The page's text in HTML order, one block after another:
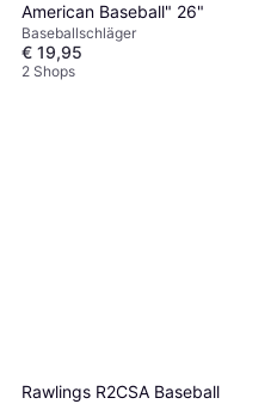
American Baseball" 26"
Baseballschläger
€ 19,95
2 Shops
Rawlings R2CSA Baseball